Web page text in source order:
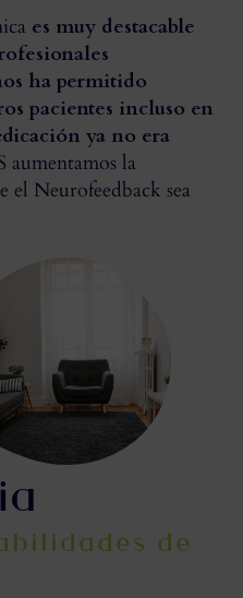
es muy destacable
ha permitido
pacientes incluso en
ya no era
la
el Neurofeedback sea
de